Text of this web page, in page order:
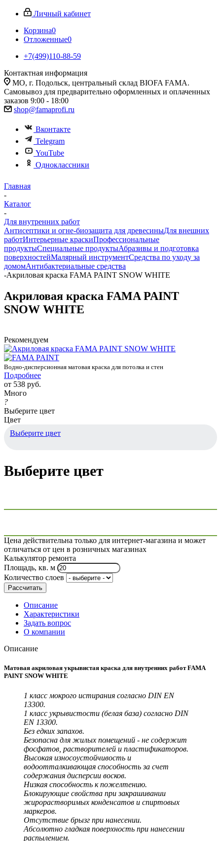
Личный кабинет
Корзина0
Отложенные0
+7(499)110-88-59
Контактная информация
МО, г. Подольск, центральный склад BIOFA FAMA.
Самовывоз для предварительно оформленных и оплаченных
заказов 9:00 - 18:00
shop@famaprofi.ru
Вконтакте
Telegram
YouTube
Одноклассники
Главная
-
Каталог
-
Для внутренних работ
Антисептики и огне-биозащита для древесиныДля внешних
работИнтерьерные краскиПрофессиональные
продуктыСпециальные продуктыАбразивы и подготовка
поверхностейМалярный инструментСредства по уходу за
домомАнтибактериальные средства
-Акриловая краска FAMA PAINT SNOW WHITE
Акриловая краска FAMA PAINT
SNOW WHITE
Рекомендуем
Водно-дисперсионная матовая краска для потолка и стен
Подробнее
от 538 руб.
Много
?
Выберите цвет
Цвет
Выберите цвет
Выберите цвет
Цена действительна только для интернет-магазина и может
отличаться от цен в розничных магазинах
Калькулятор ремонта
Площадь, кв. м
Количество слоев
Рассчитать
Описание
Характеристики
Задать вопрос
О компании
Описание
Матовая акриловая укрывистая краска для внутренних работ FAMA
PAINT SNOW WHITE
1 класс мокрого истирания согласно DIN EN
13300.
1 класс укрывистости (белая база) согласно DIN
EN 13300.
Без едких запахов.
Безопасна для жилых помещений - не содержит
фосфатов, растворителей и пластификаторов.
Высокая износоустойчивость и
водоотталкивающая способность за счет
содержания дисперсии восков.
Низкая способность к пожелтению.
Блокирующие свойства при закрашивании
жирорастворимых конденсатов и спиртовых
маркеров.
Отсутствие брызг при нанесении.
Абсолютно гладкая поверхность при нанесении
распылением.